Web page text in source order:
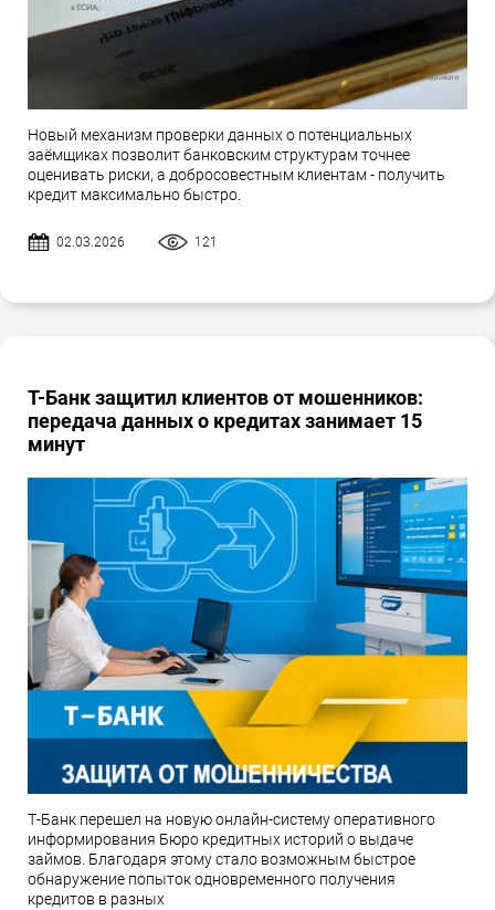
Новый механизм проверки данных о потенциальных
заёмщиках позволит банковским структурам точнее
оценивать риски, а добросовестным клиентам - получить
кредит максимально быстро.
02.03.2026 121
Т-Банк защитил клиентов от мошенников:
передача данных о кредитах занимает 15
минут
Т-Банк перешел на новую онлайн-систему оперативного
информирования Бюро кредитных историй о выдаче
займов. Благодаря этому стало возможным быстрое
обнаружение попыток одновременного получения
кредитов в разных